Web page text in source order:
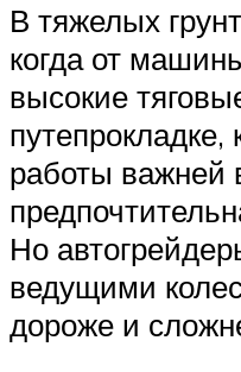
В тяжелых
когда от
высокие
путепрокладке,
работы важней
Но
ведущими
дороже и